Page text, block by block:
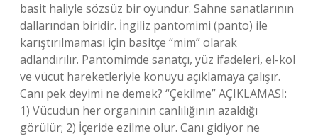
basit haliyle sözsüz bir oyundur. Sahne sanatlarının
dallarından biridir. İngiliz pantomimi (panto) ile
karıştırılmaması için basitçe “mim” olarak
adlandırılır. Pantomimde sanatçı, yüz ifadeleri, el-kol
ve vücut hareketleriyle konuyu açıklamaya çalışır.
Canı pek deyimi ne demek? “Çekilme” AÇIKLAMASI:
1) Vücudun her organının canlılığının azaldığı
görülür; 2) İçeride ezilme olur. Canı gidiyor ne